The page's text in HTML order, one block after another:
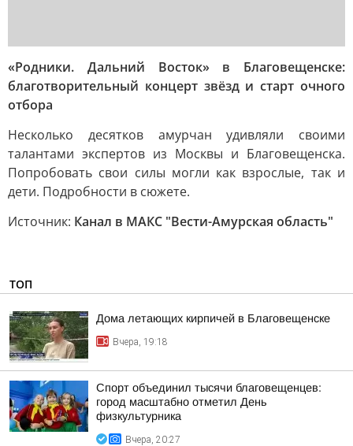
«Родники. Дальний Восток» в Благовещенске:
благотворительный концерт звёзд и старт очного
отбора
Несколько десятков амурчан удивляли своими
талантами экспертов из Москвы и Благовещенска.
Попробовать свои силы могли как взрослые, так и
дети. Подробности в сюжете.
Источник: Канал в МАКС "Вести-Амурская область"
ТОП
Дома летающих кирпичей в Благовещенске
Вчера, 19:18
Спорт объединил тысячи благовещенцев:
город масштабно отметил День
физкультурника
Вчера, 20:27